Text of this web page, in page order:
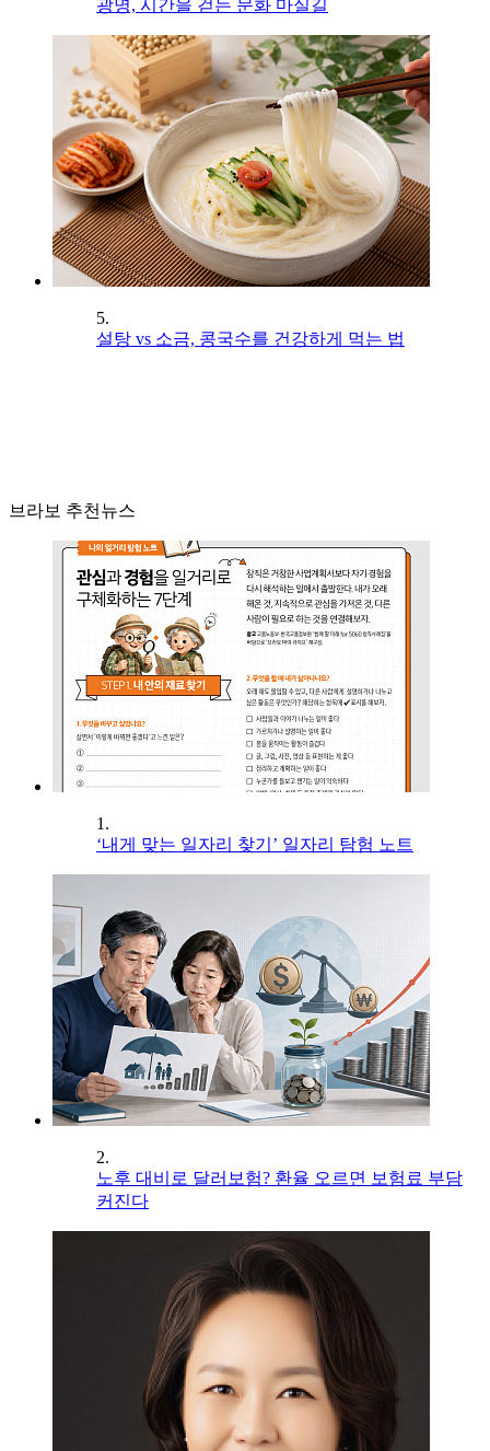
광명, 시간을 걷는 문화 마실길
5.
설탕 vs 소금, 콩국수를 건강하게 먹는 법
브라보 추천뉴스
1.
‘내게 맞는 일자리 찾기’ 일자리 탐험 노트
2.
노후 대비로 달러보험? 환율 오르면 보험료 부담
커진다